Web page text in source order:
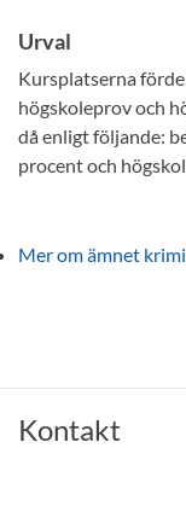
Urval
Kursplatserna
högskoleprov och
då enligt följande:
procent och
Mer om ämnet
Kontakt